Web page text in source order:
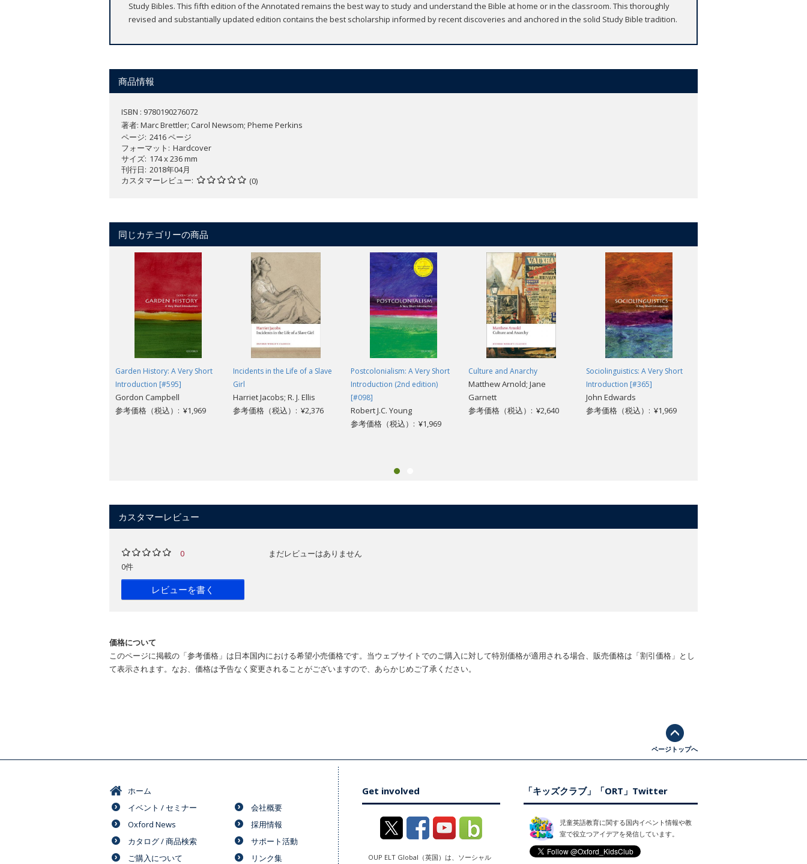
Study Bibles. This fifth edition of the Annotated remains the best way to study and understand the Bible at home or in the classroom. This thoroughly
revised and substantially updated edition contains the best scholarship informed by recent discoveries and anchored in the solid Study Bible tradition.
商品情報
ISBN : 9780190276072
著者: Marc Brettler; Carol Newsom; Pheme Perkins
ページ 2416 ページ
フォーマット
Hardcover
サイズ 174 x 236 mm
刊行日 2018年04月
カスタマーレビュー
(0)
同じカテゴリーの商品
Garden History: A Very Short
Introduction [#595]
Gordon Campbell
参考価格（税込）: ¥1,969
Incidents in the Life of a Slave
Girl
Harriet Jacobs; R. J. Ellis
参考価格（税込）: ¥2,376
Postcolonialism: A Very Short
Introduction (2nd edition)
[#098]
Robert J.C. Young
参考価格（税込）: ¥1,969
Culture and Anarchy
Matthew Arnold; Jane
Garnett
参考価格（税込）: ¥2,640
Sociolinguistics: A Very Short
Introduction [#365]
John Edwards
参考価格（税込）: ¥1,969
カスタマーレビュー
0
0件
レビューを書く
まだレビューはありません
価格について
このページに掲載の「参考価格」は日本国内における希望小売価格です。当ウェブサイトでのご購入に対して特別価格が適用される場合、販売価格は「割引価格」とし
て表示されます。なお、価格は予告なく変更されることがございますので、あらかじめご了承ください。
ページトップへ
ホーム
イベント / セミナー
Oxford News
カタログ / 商品検索
ご購入について
会社概要
採用情報
サポート活動
リンク集
Get involved
OUP ELT Global（英国）は、ソーシャル
「キッズクラブ」「ORT」Twitter
児童英語教育に関する国内イベント情報や教
室で役立つアイデアを発信しています。